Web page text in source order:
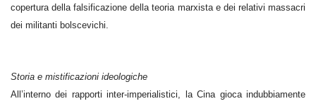
copertura della falsificazione della teoria marxista e dei relativi massacri
dei militanti bolscevichi.
Storia e mistificazioni ideologiche
All’interno dei rapporti inter-imperialistici, la Cina gioca indubbiamente